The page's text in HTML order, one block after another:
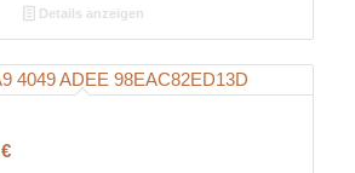
Details anzeigen
€